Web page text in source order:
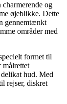
og
øjeblikke. Dette
gennemtænkt
områder med
formet til
hud. Med
rejser, diskret